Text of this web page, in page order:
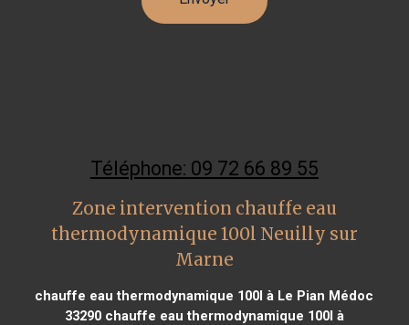
Téléphone: 09 72 66 89 55
Zone intervention chauffe eau
thermodynamique 100l Neuilly sur
Marne
chauffe eau thermodynamique 100l à Le Pian Médoc
33290chauffe eau thermodynamique 100l à